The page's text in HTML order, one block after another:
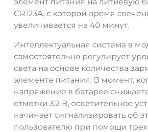
CR123A, с которой время
увеличивается на 40 минут.
Интеллектуальная система в
самостоятельно регулирует
света на основе количества
элементе питания. В момент,
напряжение в батарее
отметки 3.2 В, осветительное
начинает сигнализировать об
пользователю при помощи трех